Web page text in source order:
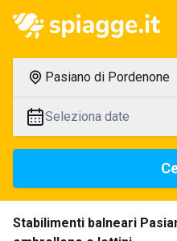
Pasiano di Pordenone
Seleziona date
Stabilimenti balneari